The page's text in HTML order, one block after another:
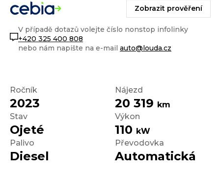
Ročník
2023
Nájezd
20 319 km
Stav
Ojeté
Výkon
110 kW
Palivo
Diesel
Převodovka
Automatická
Zobrazit prověření
V případě dotazů volejte číslo nonstop infolinky
+420 325 400 808
nebo nám napište na e-mail auto@louda.cz